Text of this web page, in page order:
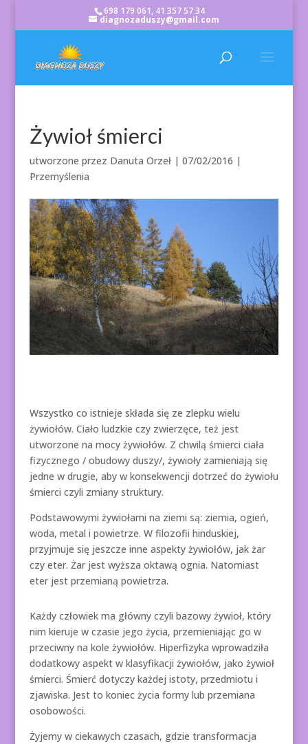
698 179 061, 41 357 57 34
diagnozaduszy@gmail.com
Żywioł śmierci
utworzone przez Danuta Orzeł| 07/02/2016 |
Przemyślenia
Wszystko co istnieje składa się ze zlepku wielu
żywiołów. Ciało ludzkie czy zwierzęce, też jest
utworzone na mocy żywiołów. Z chwilą śmierci ciała
fizycznego / obudowy duszy/, żywioły zamieniają się
jedne w drugie, aby w konsekwencji dotrzeć do żywiołu
śmierci czyli zmiany struktury.
Podstawowymi żywiołami na ziemi są: ziemia, ogień,
woda, metal i powietrze. W filozofii hinduskiej,
przyjmuje się jeszcze inne aspekty żywiołów, jak żar
czy eter. Żar jest wyższa oktawą ognia. Natomiast
eter jest przemianą powietrza.
Każdy człowiek ma główny czyli bazowy żywioł, który
nim kieruje w czasie jego życia, przemieniając go w
przeciwny na kole żywiołów. Hiperfizyka wprowadziła
dodatkowy aspekt w klasyfikacji żywiołów, jako żywioł
śmierci. Śmierć dotyczy każdej istoty, przedmiotu i
zjawiska. Jest to koniec życia formy lub przemiana
osobowości.
Żyjemy w ciekawych czasach, gdzie transformacja